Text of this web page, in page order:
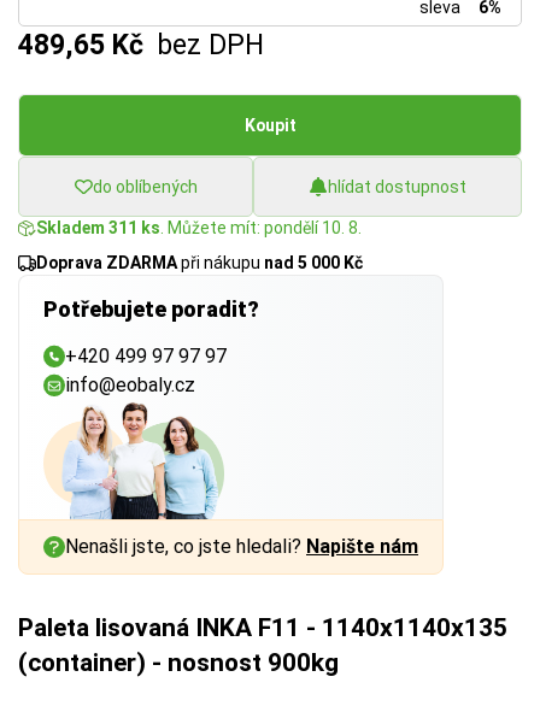
sleva
6%
489,65 Kč bez DPH
Koupit
do oblíbených hlídat dostupnost
Skladem 311 ks . Můžete mít: pondělí 10. 8.
Doprava ZDARMApři nákupu nad 5 000 Kč
Potřebujete poradit?
+420 499 97 97 97
info@eobaly.cz
Nenašli jste, co jste hledali? Napište nám
Paleta lisovaná INKA F11 - 1140x1140x135
(container) - nosnost 900kg